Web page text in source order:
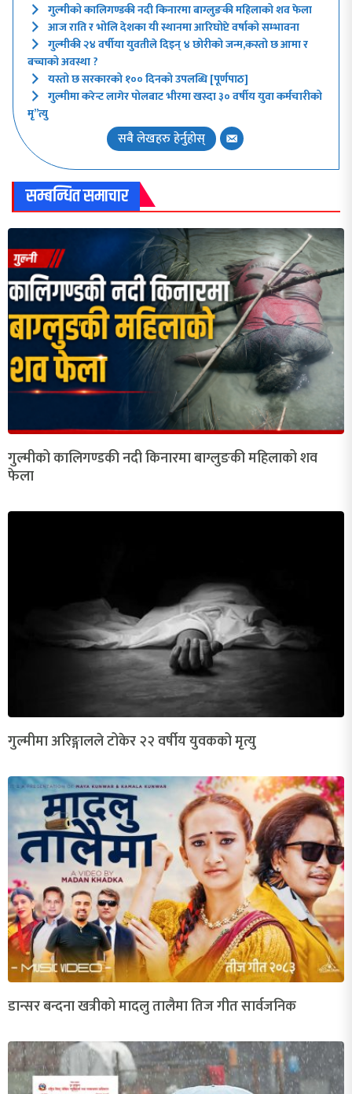
गुल्मीको कालिगण्डकी नदी किनारमा बाग्लुङकी महिलाको शव फेला
आज राति र भोलि देशका यी स्थानमा आरिघोप्टे वर्षाको सम्भावना
गुल्मीकी २४ वर्षीया युवतीले दिइन् ४ छोरीको जन्म,कस्तो छ आमा र
बच्चाको अवस्था ?
यस्तो छ सरकारको १०० दिनको उपलब्धि [पूर्णपाठ]
गुल्मीमा करेन्ट लागेर पोलबाट भीरमा खस्दा ३० वर्षीय युवा कर्मचारीको
मृ”त्यु
सबै लेखहरु हेर्नुहोस्
सम्बन्धित समाचार
गुल्मीको कालिगण्डकी नदी किनारमा बाग्लुङकी महिलाको शव
फेला
गुल्मीमा अरिङ्गालले टोकेर २२ वर्षीय युवकको मृत्यु
डान्सर बन्दना खत्रीको मादलु तालैमा तिज गीत सार्वजनिक